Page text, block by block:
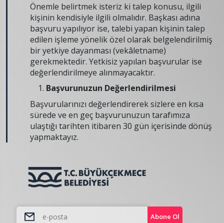
Önemle belirtmek isteriz ki talep konusu, ilgili
kişinin kendisiyle ilgili olmalıdır. Başkası adına
başvuru yapılıyor ise, talebi yapan kişinin talep
edilen işleme yönelik özel olarak belgelendirilmiş
bir yetkiye dayanması (vekâletname)
gerekmektedir. Yetkisiz yapılan başvurular ise
değerlendirilmeye alınmayacaktır.
Başvurunuzun Değerlendirilmesi
Başvurularınızı değerlendirerek sizlere en kısa
sürede ve en geç başvurunuzun tarafımıza
ulaştığı tarihten itibaren 30 gün içerisinde dönüş
yapmaktayız.
Abone Ol